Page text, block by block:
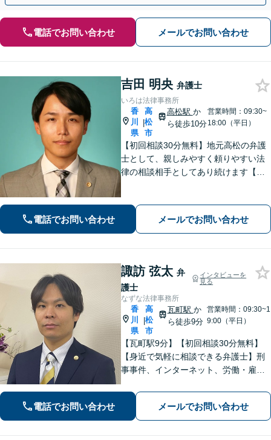
電話でお問い合わせ メールでお問い合わせ
吉田 明央 弁護士
いろは法律事務所
香
川
県
|
高
松
市
高松駅 か
ら徒歩10分
営業時間：09:30~
18:00（平日）
【初回相談30分無料】地元高松の弁護
士として、親しみやすく頼りやすい法
律の相談相手としてあり続けます【相
【離婚問題】不貞慰謝料の請求する側
／された側、双方に対応【弁護士歴10
電話でお問い合わせ メールでお問い合わせ
諏訪 弦太 弁
護士
インタビューを
見る
なずな法律事務所
香
川
県
|
高
松
市
瓦町駅 か
ら徒歩9分
営業時間：09:30~1
9:00（平日）
【瓦町駅9分】【初回相談30分無料】
【身近で気軽に相談できる弁護士】刑
事事件、インターネット、労働・雇用
りで悩む前に、まずは無料の初回相談
でお話をお聞かせください。【電話相
談可】【休日・夜間対応】
電話でお問い合わせ メールでお問い合わせ